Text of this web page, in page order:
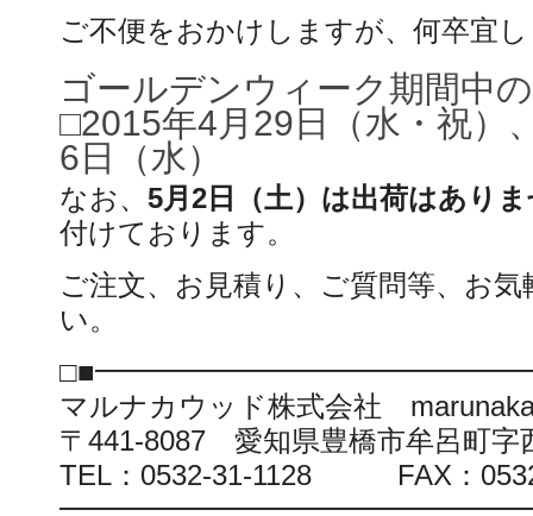
ご不便をおかけしますが、何卒宜
ゴールデンウィーク期間中
□2015年4月29日（水・祝）
6日（水）
なお、 5月2日（土）は出荷はあり
付けております。
ご注文、お見積り、ご質問等、お
い。
マルナカウッド株式会社
〒441-8087 愛知県豊橋市牟呂町字
TEL：0532-31-1128 FAX：